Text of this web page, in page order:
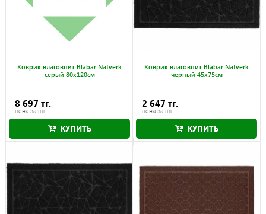
Коврик влаговпит Blabar Natverk
серый 80x120см
8 697 тг.
цена за шт.
КУПИТЬ
Коврик влаговпит Blabar Natverk
черный 45x75см
2 647 тг.
цена за шт.
КУПИТЬ